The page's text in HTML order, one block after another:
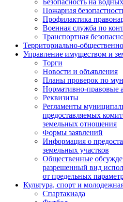
Безопасность на
Пожарная
Профилактика
Военная служба по
Транспортная
Территориально-
Управление имуществом и
Торги
Новости и объявления
Планы проверок по
Нормативно-правовые
Реквизиты
Регламенты
предоставляемых
земельных отношения
Формы заявлений
Информация о
земельных участков
Общественные
разрешенный вид
от предельных
Культура, спорт и
Спартакиада